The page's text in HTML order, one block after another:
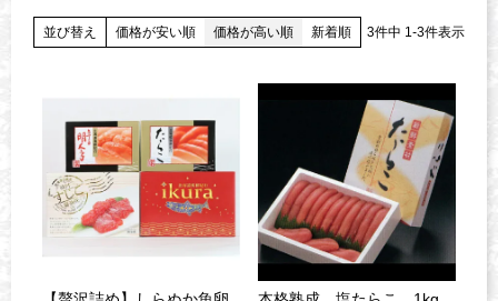
並び替え 価格が安い順 価格が高い順 新着順 3件中 1-3件表示